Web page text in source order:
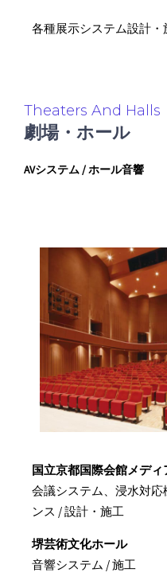
各種展示システム設計
Theaters And Halls
劇場・ホール
AVシステム / ホール音響
国立京都国際会館メディ
会議システム、浸水対
ンス / 設計・施工
堺芸術文化ホール
音響システム / 施工